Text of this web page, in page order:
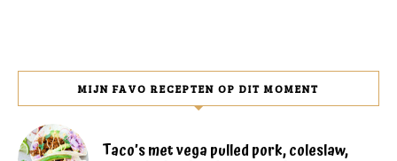
MIJN FAVO RECEPTEN OP DIT MOMENT
Taco’s met vega pulled pork, coleslaw,